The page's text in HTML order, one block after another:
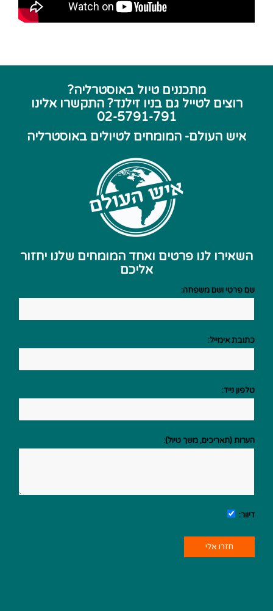
מתכננים טיול באוסטרליה?
רוצים לטייל גם בניו זילנד? התקשרו אלינו
02-5791-791
איש העולם- המומחים לטיולים באוסטרליה
השאירו לנו פרטים ואחד המומחים שלנו יחזור
אליכם
שם פרטי ושם משפחה:
כתובת אימייל:
טלפון נייד:
הערות (תאריכים, משך טיול):
דיוור: